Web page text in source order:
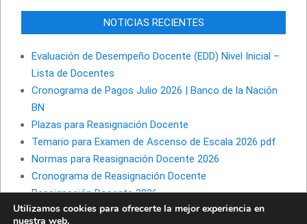
NOTICIAS RECIENTES
Evaluación de Desempeño Docente (EDD) Nivel Inicial –
Lista de Docentes
Cronograma de Pagos Julio 2026 | Banco de la Nación
BN
Plazas para Reasignación Docente
Temario para Examen de Ascenso de Escala 2026 pdf
Normas para Reasignación Docente 2026
Cronograma de Reasignación Docente
Reasignación Docente 2026
Utilizamos cookies para ofrecerte la mejor experiencia en
nuestra web.